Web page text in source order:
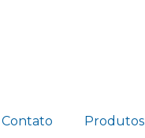
Contato Produtos